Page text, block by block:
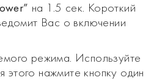
на 1.5 сек. Короткий
Вас о включении
режима. Используйте
этого нажмите кнопку один